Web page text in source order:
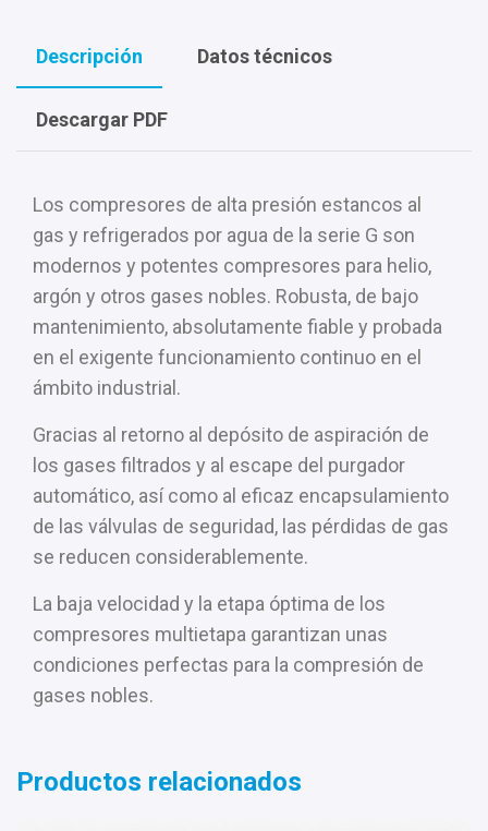
Descripción Datos técnicos
Descargar PDF
Los compresores de alta presión estancos al
gas y refrigerados por agua de la serie G son
modernos y potentes compresores para helio,
argón y otros gases nobles. Robusta, de bajo
mantenimiento, absolutamente fiable y probada
en el exigente funcionamiento continuo en el
ámbito industrial.
Gracias al retorno al depósito de aspiración de
los gases filtrados y al escape del purgador
automático, así como al eficaz encapsulamiento
de las válvulas de seguridad, las pérdidas de gas
se reducen considerablemente.
La baja velocidad y la etapa óptima de los
compresores multietapa garantizan unas
condiciones perfectas para la compresión de
gases nobles.
Productos relacionados